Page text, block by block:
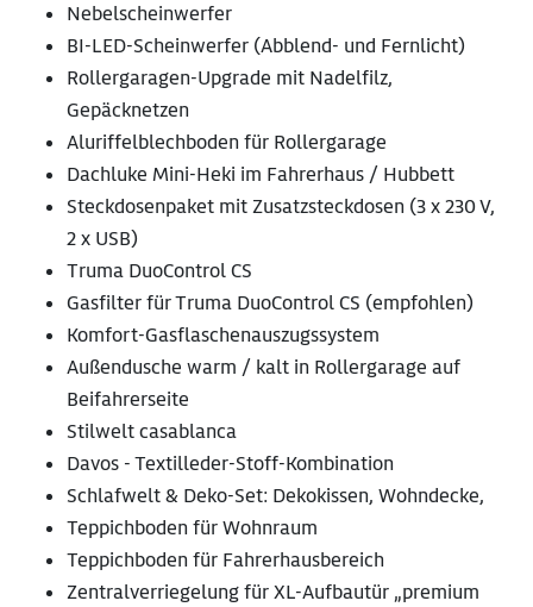
Nebelscheinwerfer
BI-LED-Scheinwerfer (Abblend- und Fernlicht)
Rollergaragen-Upgrade mit Nadelfilz,
Gepäcknetzen
Aluriffelblechboden für Rollergarage
Dachluke Mini-Heki im Fahrerhaus / Hubbett
Steckdosenpaket mit Zusatzsteckdosen (3 x 230 V,
2 x USB)
Truma DuoControl CS
Gasfilter für Truma DuoControl CS (empfohlen)
Komfort-Gasflaschenauszugssystem
Außendusche warm / kalt in Rollergarage auf
Beifahrerseite
Stilwelt casablanca
Davos - Textilleder-Stoff-Kombination
Schlafwelt & Deko-Set: Dekokissen, Wohndecke,
Teppichboden für Wohnraum
Teppichboden für Fahrerhausbereich
Zentralverriegelung für XL-Aufbautür „premium